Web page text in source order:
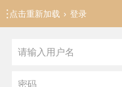
点击重新加载 › 登录